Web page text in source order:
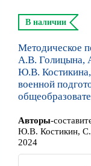
В наличии
Методическое
А.В. Голицына,
Ю.В.
военной
Авторы-
Ю.В. Костикин,
2024